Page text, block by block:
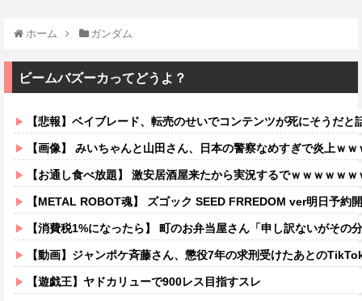
ホーム ガンダム
ビームバズーカってどうよ？
【悲報】ベイブレード、転売のせいでコンテンツが死にそうだと
【画像】 みいちゃんと山田さん、日本の警察なめすぎで炎上ｗ
【お通し食べ放題】 激安居酒屋来たから実況するでｗｗｗｗｗ
【METAL ROBOT魂】 ズゴック SEED FRREDOM ver明日予約開始！！
【消費税1%になったら】 町のお弁当屋さん「申し訳ないがその分商品代を
【動画】ジャンポケ斉藤さん、懲役7年の求刑受けたあとのTikTokライブ配信がヤバすぎると
【遊戯王】ヤドカリューで900レス目指すスレ